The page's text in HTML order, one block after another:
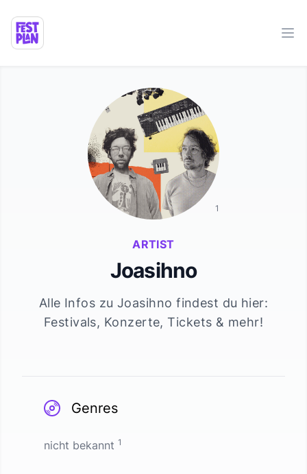
ARTIST
Joasihno
Alle Infos zuJoasihno findest du hier:
Festivals, Konzerte, Tickets & mehr!
1
Genres
nicht bekannt 1